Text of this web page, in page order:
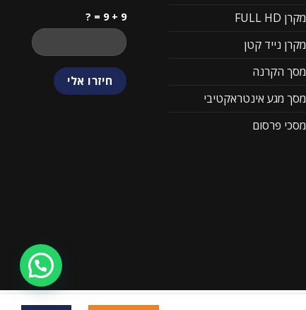
מקרן FULL HD
מקרן נייד קטן
מסך הקרנה
מסך מגע אינטראקטיבי
מסכי פרסום
9 + 9 = ?